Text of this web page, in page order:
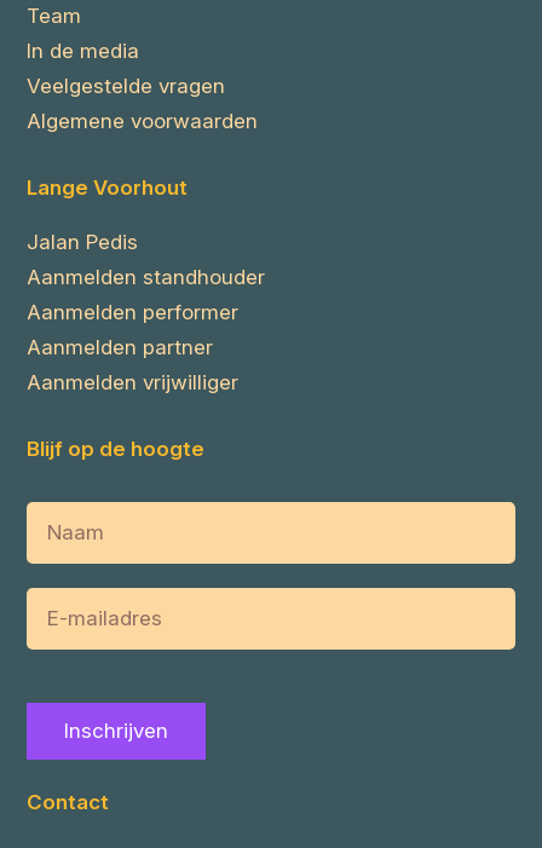
Team
In de media
Veelgestelde vragen
Algemene voorwaarden
Lange Voorhout
Jalan Pedis
Aanmelden standhouder
Aanmelden performer
Aanmelden partner
Aanmelden vrijwilliger
Blijf op de hoogte
Inschrijven
Contact